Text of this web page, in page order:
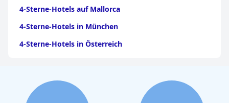
4-Sterne-Hotels auf Mallorca
4-Sterne-Hotels in München
4-Sterne-Hotels in Österreich
4-Sterne-Hotels im Moseltal
4-Sterne-Hotels in Bayern